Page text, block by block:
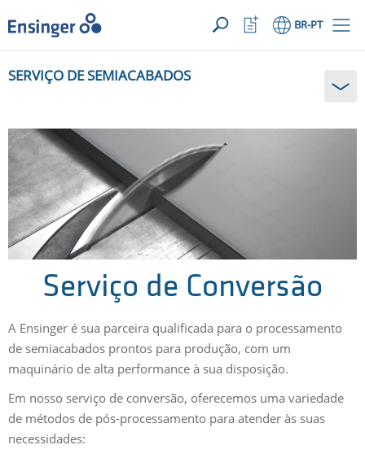
SUA SOLICITAÇÃO ({{productCount}} Products)
ABRIR
Início BR-PT
Abrir
lista
de
que
lo?
SERVIÇO DE SEMIACABADOS
Serviço de Conversão
A Ensinger é sua parceira qualificada para o processamento
de semiacabados prontos para produção, com um
maquinário de alta performance à sua disposição.
Em nosso serviço de conversão, oferecemos uma variedade
de métodos de pós-processamento para atender às suas
necessidades: